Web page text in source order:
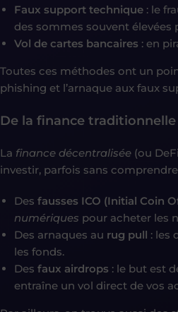
Faux support technique : le
des sommes souvent élevées
Vol de cartes bancaires : en
Toutes ces méthodes ont un
phishing et l’arnaque aux faux
De la finance
La finance décentralisée (ou
investir, parfois sans
Des fausses ICO (Initial Coin
numériques pour acheter les
Des arnaques au rug pull : les
les fonds.
Des faux airdrops : le but est
entraîne un vol direct de vos